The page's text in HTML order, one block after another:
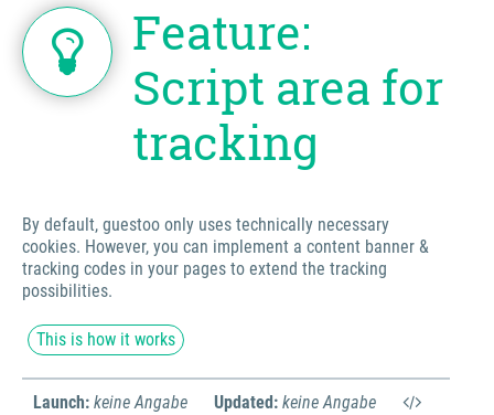
Feature:
Script area for
tracking
By default, guestoo only uses technically necessary
cookies. However, you can implement a content banner &
tracking codes in your pages to extend the tracking
possibilities.
This is how it works
Launch: keine Angabe Updated: keine Angabe